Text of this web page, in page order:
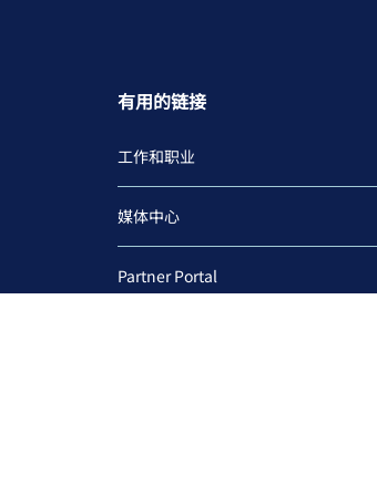
有用的链接
工作和职业
媒体中心
Partner Portal